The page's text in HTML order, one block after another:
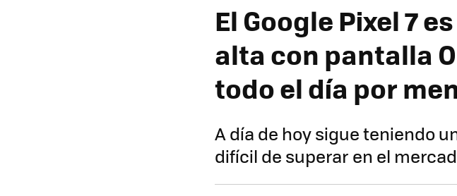
El Google Pixel 7
alta con pantalla
todo el día por
A día de hoy sigue teniendo
difícil de superar en el